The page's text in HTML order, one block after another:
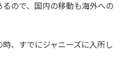
ので、国内の移動も海外への
、すでにジャニーズに入所し